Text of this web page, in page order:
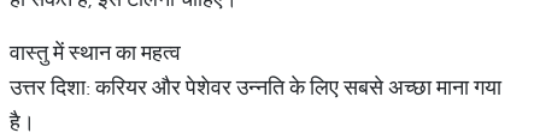
वास्तु में स्थान का महत्व
उत्तर दिशा: करियर और पेशेवर उन्नति के लिए सबसे अच्छा माना गया
है।